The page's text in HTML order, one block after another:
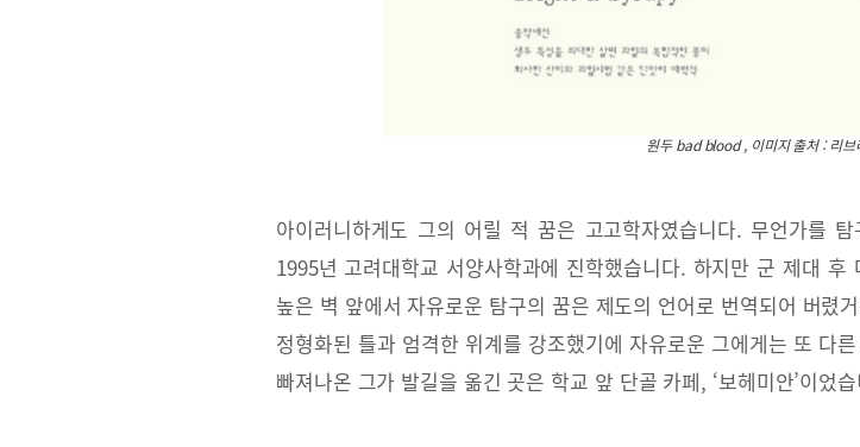
원두 bad blood , 이미지 출처 : 리브
아이러니하게도 그의 어릴 적 꿈은 고고학자였습니다. 무언가를
1995년 고려대학교 서양사학과에 진학했습니다. 하지만 군 제대 후
높은 벽 앞에서 자유로운 탐구의 꿈은 제도의 언어로 번역되어 버렸
정형화된 틀과 엄격한 위계를 강조했기에 자유로운 그에게는 또 다
빠져나온 그가 발길을 옮긴 곳은 학교 앞 단골 카페, ‘보헤미안’이었